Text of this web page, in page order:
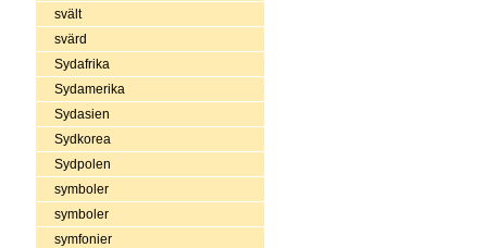
svält
svärd
Sydafrika
Sydamerika
Sydasien
Sydkorea
Sydpolen
symboler
symboler
symfonier